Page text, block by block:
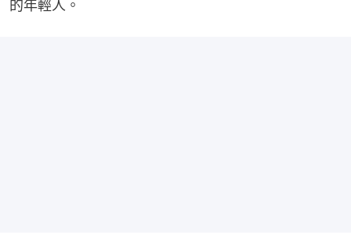
的年輕人。